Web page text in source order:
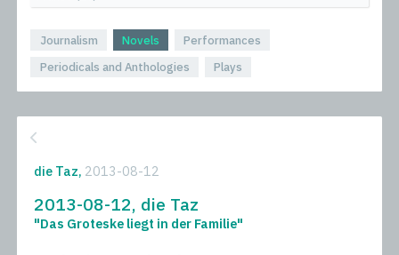
Journalism Novels
Performances
Periodicals and Anthologies
Plays
die Taz, 2013-08-12
2013-08-12, die Taz
"Das Groteske liegt in der Familie"